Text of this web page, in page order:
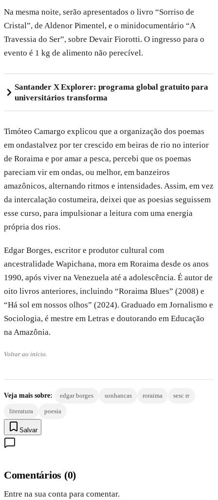
Na mesma noite, serão apresentados o livro “Sorriso de
Cristal”, de Aldenor Pimentel, e o minidocumentário “A
Travessia do Ser”, sobre Devair Fiorotti. O ingresso para o
evento é 1 kg de alimento não perecível.
Santander X Explorer: programa global gratuito para
universitários transforma
Timóteo Camargo explicou que a organização dos poemas
em ondastalvez por ter crescido em beiras de rio no interior
de Roraima e por amar a pesca, percebi que os poemas
pareciam vir em ondas, ou melhor, em banzeiros
amazônicos, alternando ritmos e intensidades. Assim, em vez
da intercalação costumeira, deixei que as poesias seguissem
esse curso, para impulsionar a leitura com uma energia
própria dos rios.
Edgar Borges, escritor e produtor cultural com
ancestralidade Wapichana, mora em Roraima desde os anos
1990, após viver na Venezuela até a adolescência. É autor de
oito livros anteriores, incluindo “Roraima Blues” (2008) e
“Há sol em nossos olhos” (2024). Graduado em Jornalismo e
Sociologia, é mestre em Letras e doutorando em Educação
na Amazônia.
Voltar ao início.
Veja mais sobre: edgar borges sonhancas roraima sesc rr
literatura poesia
Salvar
Comentários (0)
Entre na sua conta para comentar.